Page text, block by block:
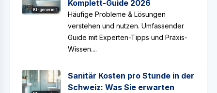
KI-generiert
Komplett-Guide 2026
Häufige Probleme & Lösungen
verstehen und nutzen. Umfassender
Guide mit Experten-Tipps und Praxis-
Wissen....
Sanitär Kosten pro Stunde in der
Schweiz: Was Sie erwarten